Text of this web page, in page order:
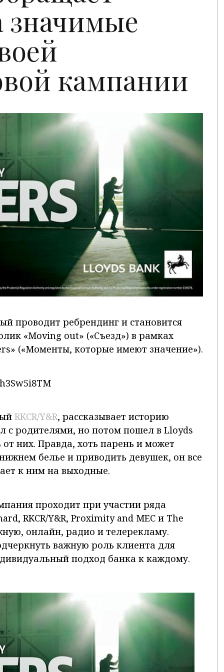
значимые
кампании
проводит ребрендинг и становится
«Moving out» («Съезд») в рамках
(«Моменты, которые имеют значение»).
RKCR/Y&R, рассказывает историю
с родителями, но потом пошел в Lloyds
них. Правда, хоть парень и может
белье и приводить девушек, он все
к ним на выходные.
проходит при участии ряда
RKCR/Y&R, Proximity and MEC и The
онлайн, радио и телерекламу.
важную роль клиента для
подход банка к каждому.